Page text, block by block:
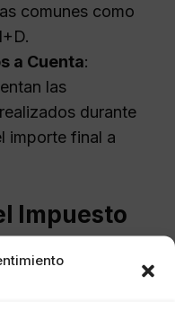
comunes como
a Cuenta:
las
durante
importe final a
Impuesto